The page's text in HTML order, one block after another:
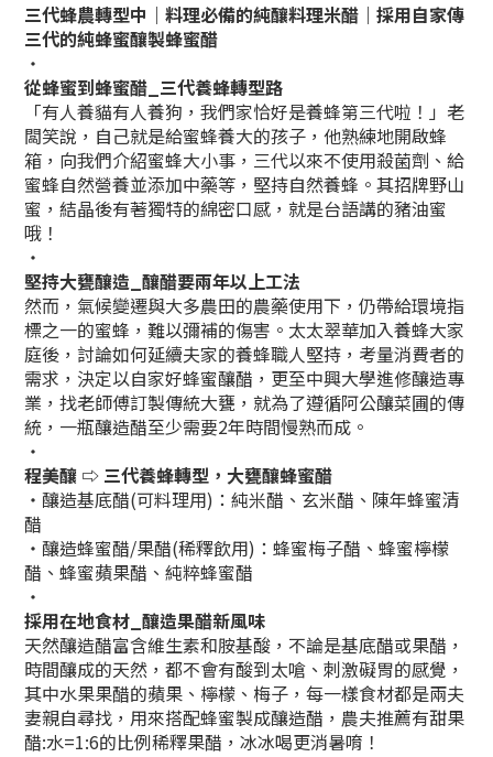
三代蜂農轉型中｜ 料理必備的純釀料理米醋｜採用自家傳
三代的純蜂蜜釀製蜂蜜醋
・
從蜂蜜到蜂蜜醋_三代養蜂轉型路
「有人養貓有人養狗，我們家恰好是養蜂第三代啦！」老
闆笑說，自己就是給蜜蜂養大的孩子，他熟練地開啟蜂
箱，向我們介紹蜜蜂大小事，三代以來不使用殺菌劑、給
蜜蜂自然營養並添加中藥等，堅持自然養蜂。其招牌野山
蜜，結晶後有著獨特的綿密口感，就是台語講的豬油蜜
哦！
・
堅持大甕釀造_釀醋要兩年以上工法
然而，氣候變遷與大多農田的農藥使用下，仍帶給環境指
標之一的蜜蜂，難以彌補的傷害。太太翠華加入養蜂大家
庭後，討論如何延續夫家的養蜂職人堅持，考量消費者的
需求，決定以自家好蜂蜜釀醋，更至中興大學進修釀造專
業，找老師傅訂製傳統大甕，就為了遵循阿公釀菜圃的傳
統，一瓶釀造醋至少需要2年時間慢熟而成。
・
程美釀 ⇨ 三代養蜂轉型，大甕釀蜂蜜醋
・釀造基底醋(可料理用)：純米醋、玄米醋、陳年蜂蜜清
醋
・釀造蜂蜜醋/果醋(稀釋飲用)：蜂蜜梅子醋、蜂蜜檸檬
醋 、 蜂蜜蘋果醋、 純粹蜂蜜醋
・
採用在地食材_釀造果醋新風味
天然釀造醋富含維生素和胺基酸，不論是基底醋或果醋，
時間釀成的天然，都不會有酸到太嗆、刺激礙胃的感覺，
其中水果果醋的蘋果、檸檬、梅子，每一樣食材都是兩夫
妻親自尋找，用來搭配蜂蜜製成釀造醋， 農夫推薦有甜果
醋:水=1:6的比例稀釋果醋，冰冰喝更消暑唷！